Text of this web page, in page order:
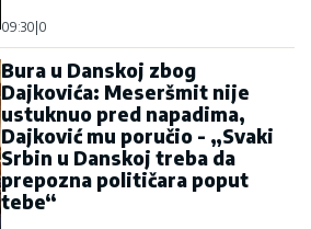
09:30 0
Bura u Danskoj zbog
Dajkovića: Meseršmit nije
ustuknuo pred napadima,
Dajković mu poručio - „Svaki
Srbin u Danskoj treba da
prepozna političara poput
tebe“